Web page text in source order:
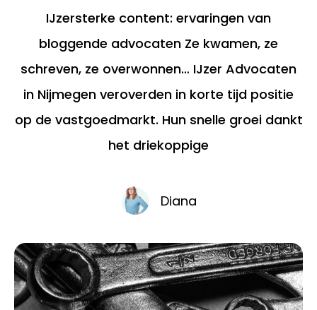
IJzersterke content: ervaringen van
bloggende advocaten Ze kwamen, ze
schreven, ze overwonnen… IJzer Advocaten
in Nijmegen veroverden in korte tijd positie
op de vastgoedmarkt. Hun snelle groei dankt
het driekoppige
Diana